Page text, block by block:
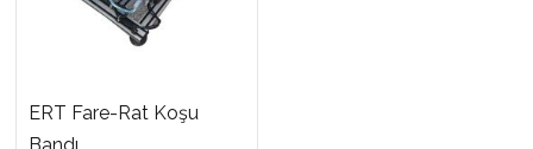
ERT Fare-Rat Koşu
Bandı